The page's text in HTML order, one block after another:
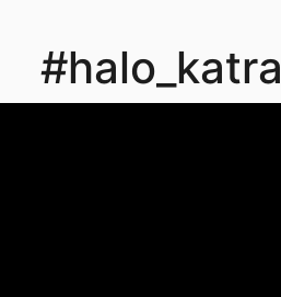
#halo_katra